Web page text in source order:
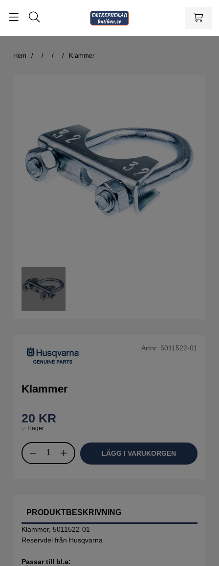
Hem Klammer
Artnr: 5011522-01
Klammer
20 KR
I lager
LÄGG I VARUKORGEN
PRODUKTBESKRIVNING
Klammer, 5011522-01
Reservdel från Husqvarna
Passar till bl.a: